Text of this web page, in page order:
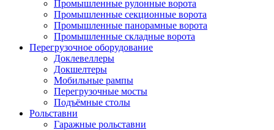
Промышленные рулонные ворота
Промышленные секционные ворота
Промышленные панорамные ворота
Промышленные складные ворота
Перегрузочное оборудование
Доклевеллеры
Докшелтеры
Мобильные рампы
Перегрузочные мосты
Подъёмные столы
Рольставни
Гаражные рольставни